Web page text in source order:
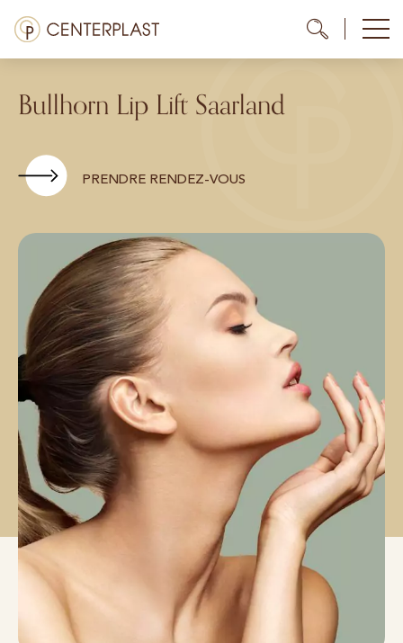
Aller
au
contenu
Menü
Coûts
Bullhorn Lip Lift Saarland
PRENDRE RENDEZ-VOUS